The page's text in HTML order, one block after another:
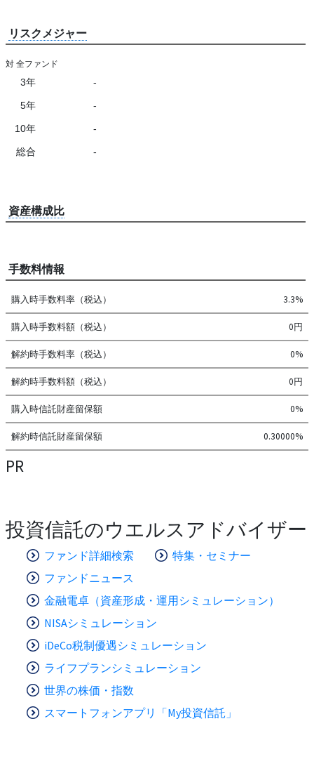
リスクメジャー
対 全ファンド
3年 -
5年 -
10年 -
総合 -
資産構成比
手数料情報
購入時手数料率（税込） 3.3%
購入時手数料額（税込） 0円
解約時手数料率（税込） 0%
解約時手数料額（税込） 0円
購入時信託財産留保額 0%
解約時信託財産留保額 0.30000%
PR
投資信託のウエルスアドバイザー
ファンド詳細検索
特集・セミナー
ファンドニュース
金融電卓（資産形成・運用シミュレーション）
NISAシミュレーション
iDeCo税制優遇シミュレーション
ライフプランシミュレーション
世界の株価・指数
スマートフォンアプリ「My投資信託」